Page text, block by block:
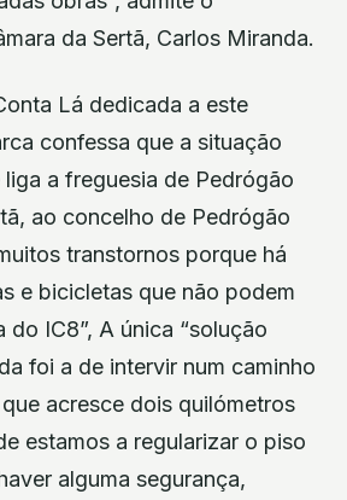
da Sertã, Carlos Miranda.
Lá dedicada a este
confessa que a situação
a freguesia de Pedrógão
ao concelho de Pedrógão
transtornos porque há
e bicicletas que não podem
do IC8”, A única “solução
foi a de intervir num caminho
acresce dois quilómetros
estamos a regularizar o piso
alguma segurança,